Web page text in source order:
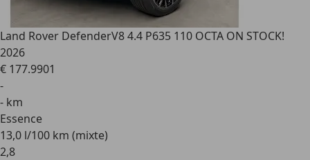
Land Rover DefenderV8 4.4 P635 110 OCTA ON STOCK!
2026
€ 177.9901
-
- km
Essence
13,0 l/100 km (mixte)
2,8